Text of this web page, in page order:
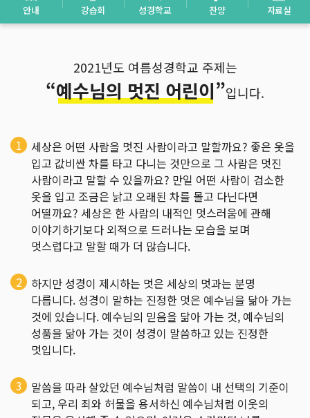
안내 강습회 성경학교 찬양 자료실
2021년도 여름성경학교 주제는
“예수님의 멋진 어린이”입니다.
세상은 어떤 사람을 멋진 사람이라고 말할까요? 좋은 옷을
입고 값비싼 차를 타고 다니는 것만으로 그 사람은 멋진
사람이라고 말할 수 있을까요? 만일 어떤 사람이 검소한
옷을 입고 조금은 낡고 오래된 차를 몰고 다닌다면
어떨까요? 세상은 한 사람의 내적인 멋스러움에 관해
이야기하기보다 외적으로 드러나는 모습을 보며
멋스럽다고 말할 때가 더 많습니다.
하지만 성경이 제시하는 멋은 세상의 멋과는 분명
다릅니다. 성경이 말하는 진정한 멋은 예수님을 닮아 가는
것에 있습니다. 예수님의 믿음을 닮아 가는 것, 예수님의
성품을 닮아 가는 것이 성경이 말씀하고 있는 진정한
멋입니다.
말씀을 따라 살았던 예수님처럼 말씀이 내 선택의 기준이
되고, 우리 죄와 허물을 용서하신 예수님처럼 이웃의